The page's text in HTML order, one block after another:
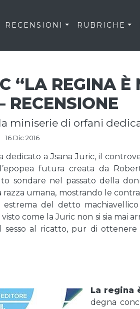
RECENSIONI RUBRICHE
“LA REGINA
RECENSIONE
miniserie di orfani
16 Dic 2016
dedicato a Jsana Juric, il
futura creata da
sondare nel passato della
umana, mostrando le
estrema del detto machiavellico
come la Juric non si sia mai
sesso al ricatto, pur di
La regina
degna